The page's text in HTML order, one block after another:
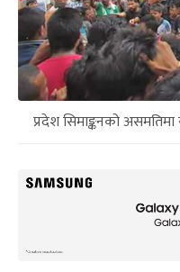
प्रदेश सिमाङ्कनको